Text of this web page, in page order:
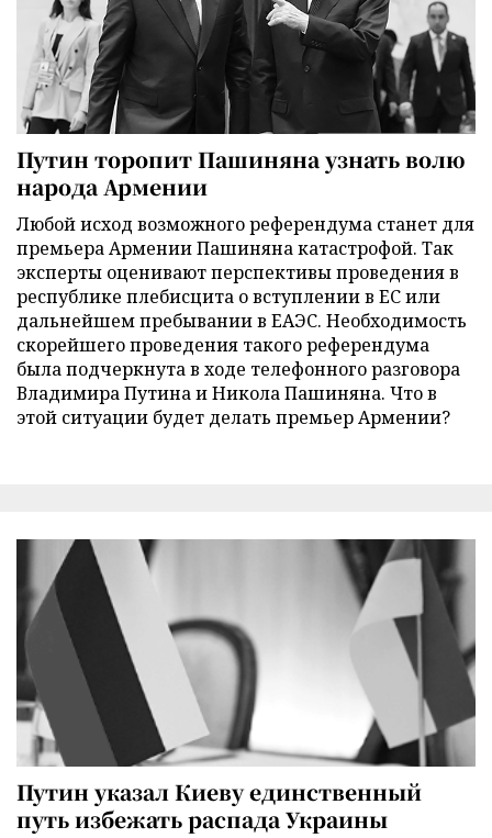
Путин торопит Пашиняна узнать волю
народа Армении
Любой исход возможного референдума станет для
премьера Армении Пашиняна катастрофой. Так
эксперты оценивают перспективы проведения в
республике плебисцита о вступлении в ЕС или
дальнейшем пребывании в ЕАЭС. Необходимость
скорейшего проведения такого референдума
была подчеркнута в ходе телефонного разговора
Владимира Путина и Никола Пашиняна. Что в
этой ситуации будет делать премьер Армении?
Путин указал Киеву единственный
путь избежать распада Украины